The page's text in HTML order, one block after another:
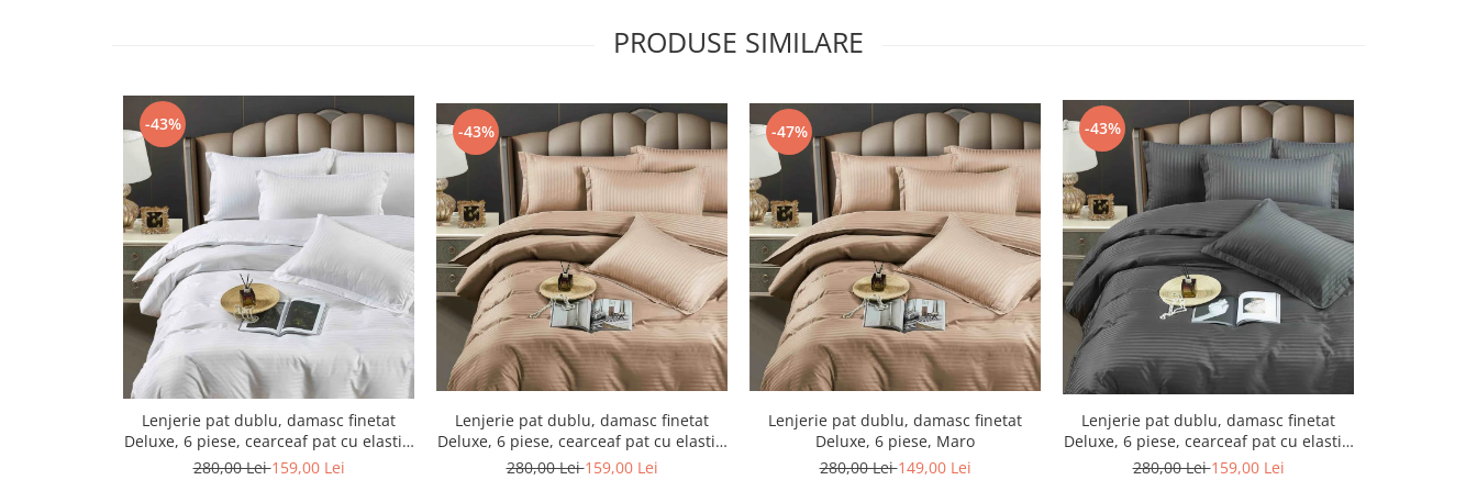
Lenjerii De Pat, Imprimeu 3D, 1
PRODUSE SIMILARE
-43%
Lenjerie pat dublu, damasc finetat
Deluxe, 6 piese, cearceaf pat cu elastic,
Alb
280,00 Lei159,00 Lei
-43%
Lenjerie pat dublu, damasc finetat
Deluxe, 6 piese, cearceaf pat cu elastic,
Maro
280,00 Lei159,00 Lei
-47%
Lenjerie pat dublu, damasc finetat
Deluxe, 6 piese, Maro
280,00 Lei149,00 Lei
-43%
Lenjerie pat dublu, damasc finetat
Deluxe, 6 piese, cearceaf pat cu elastic,
Gri Inchis
280,00 Lei159,00 Lei